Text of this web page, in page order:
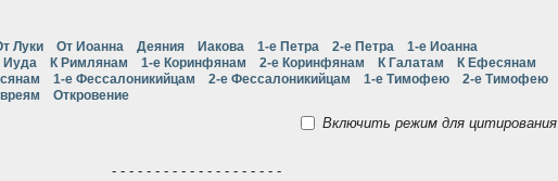
Луки От Иоанна Деяния Иакова 1-е Петра 2-е Петра
1-е Иоанна
Иуда К Римлянам 1-е Коринфянам 2-е Коринфянам К Галатам
К Ефесянам
1-е Фессалоникийцам 2-е Фессалоникийцам 1-е Тимофею
2-е Тимофею
Откровение
Включить режим для цитирования
- - - - - - - - - - - - - - - - - - - -